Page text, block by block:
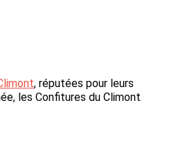
, réputées pour leurs
les Confitures du Climont